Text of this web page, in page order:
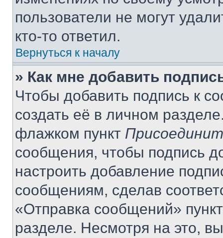
пользователи не могут
кто-то ответил.
Вернуться к началу
» Как мне добавить
Чтобы добавить подпись к
создать её в личном
флажком пункт
сообщения, чтобы подпись
настроить добавление
сообщениям, сделав
«Отправка сообщений»
разделе. Несмотря на это,